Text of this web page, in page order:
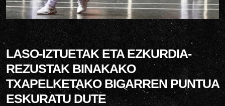
LASO-IZTUETAK ETA EZKURDIA-
REZUSTAK BINAKAKO
TXAPELKETAKO BIGARREN PUNTUA
ESKURATU DUTE